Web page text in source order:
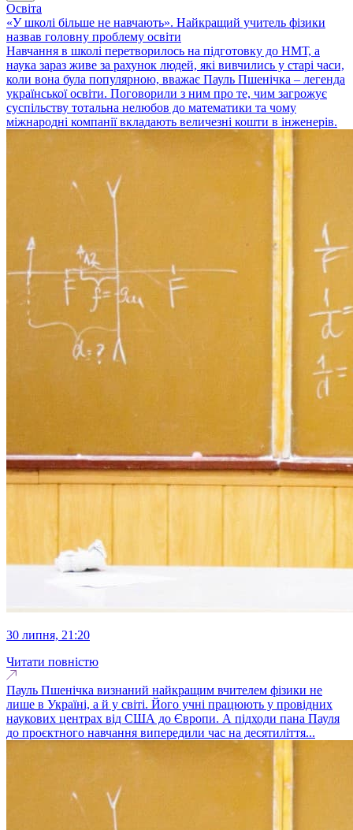
Освіта
«У школі більше не навчають». Найкращий учитель фізики
назвав головну проблему освіти
Навчання в школі перетворилось на підготовку до НМТ, а
наука зараз живе за рахунок людей, які вивчились у старі часи,
коли вона була популярною, вважає Пауль Пшенічка – легенда
української освіти. Поговорили з ним про те, чим загрожує
суспільству тотальна нелюбов до математики та чому
міжнародні компанії вкладають величезні кошти в інженерів.
30 липня, 21:20
Читати повністю
Пауль Пшенічка визнаний найкращим вчителем фізики не
лише в Україні, а й у світі. Його учні працюють у провідних
наукових центрах від США до Європи. А підходи пана Пауля
до проєктного навчання випередили час на десятиліття...